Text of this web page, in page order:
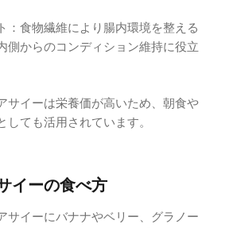
：食物繊維により腸内環境を整える
側からのコンディション維持に役立
サイーは栄養価が高いため、朝食や
しても活用されています。
イーの食べ方
サイーにバナナやベリー、グラノー